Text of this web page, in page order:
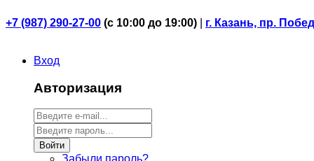
+7 (987) 290-27-00 (с 10:00 до 19:00) г. Казань, пр.
Вход
Авторизация
Войти